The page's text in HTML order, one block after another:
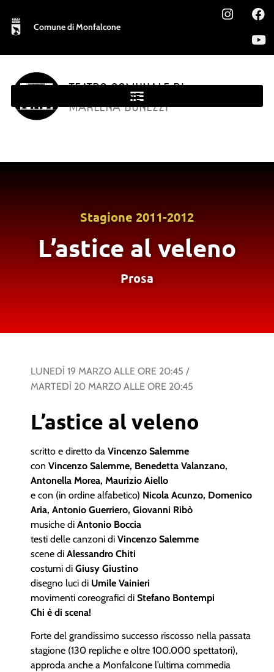
Comune di Monfalcone
TEATRO COMUNALE DI
MONFALCONE
MARLENA BONEZZI
Stagione 2011-2012
L’astice al veleno
Prosa
LUNEDÌ 19 MARZO ALLE ORE 20:45 /
MARTEDÌ 20 MARZO ALLE ORE 20:45
L’astice al veleno
scritto e diretto da Vincenzo Salemme
con Vincenzo Salemme, Benedetta Valanzano,
Antonella Morea, Maurizio Aiello
e con (in ordine alfabetico) Nicola Acunzo, Domenico
Aria, Antonio Guerriero, Giovanni Ribò
musiche di Antonio Boccia
testi delle canzoni di Vincenzo Salemme
scene di Alessandro Chiti
costumi di Giusy Giustino
disegno luci di Umile Vainieri
movimenti coreografici di Stefano Bontempi
Chi è di scena!
Forte del grandissimo successo riscosso nella passata
stagione (130 repliche e oltre 100.000 spettatori),
approda anche a Monfalcone l’ultima commedia